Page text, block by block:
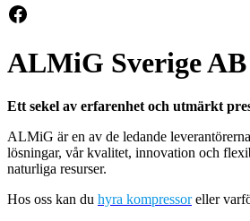
Facebook
ALMiG Sverige AB
Ett sekel av erfarenhet och utmärkt
ALMiG är en av de ledande
lösningar, vår kvalitet, innovation och
naturliga resurser.
Hos oss kan du hyra kompressoreller